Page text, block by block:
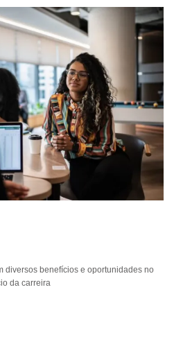
diversos benefícios e oportunidades no
da carreira